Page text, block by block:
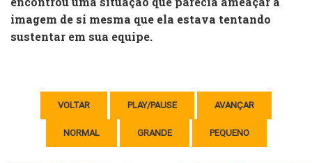
imagem de si mesma que ela estava tentando
sustentar em sua equipe.
VOLTAR PLAY/PAUSE AVANÇAR
NORMAL GRANDE PEQUENO